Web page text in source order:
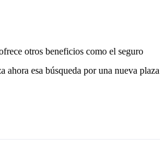
otros beneficios como el seguro
esa búsqueda por una nueva plaza